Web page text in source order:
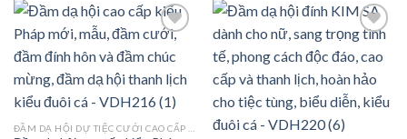
Add to
wishlist
Add to